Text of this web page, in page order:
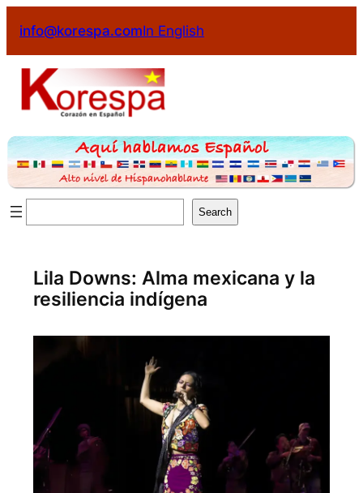
contenido
info@korespa.comIn English
Search
Lila Downs: Alma mexicana y la
resiliencia indígena